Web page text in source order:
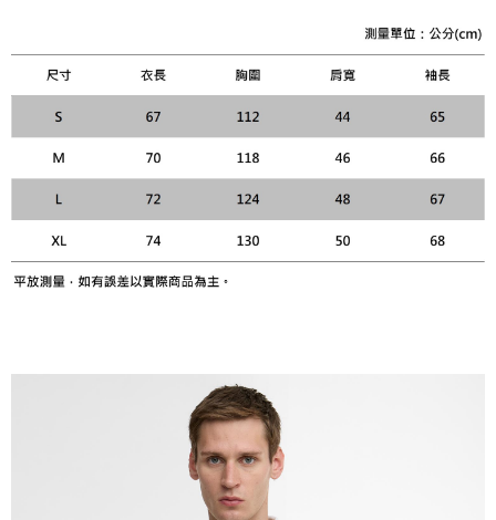
購買商品的店家。未經商家同意取消之訂單仍視為有效，需透過AFTEE先享
後付繳納相關費用。
※ 交易是否成功請以「AFTEE先享後付 」之結帳頁面顯示為準，若有關於
是否繳費成功／繳費後需取消欲退款等相關疑問，請聯繫「AFTEE先享後付
客戶支援中心」
https://netprotections.freshdesk.com/support/home
【注意事項】
１．透過由恩沛科技股份有限公司提供之「AFTEE先享後付」服務完成之交
易，需依本服務之必要範圍內提供個人資料，並將交易相關給付款項請求債
２．關於個人資料處理事宜，請瀏覽以下網址：
３．未成年的使用者請事先徵得法定代理人或監護人之同意方可使用
請求用戶進行身份認證。
５．嚴禁一人註冊多個帳號或使用他人資訊註冊。若發現惡意使用之情形，
恩沛科技股份有限公司將有權停止該用戶之使用額度並採取法律行動。